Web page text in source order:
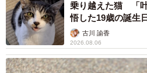
乗り越えた猫 「
悟した19歳の誕生
古川 諭香
2026.08.06